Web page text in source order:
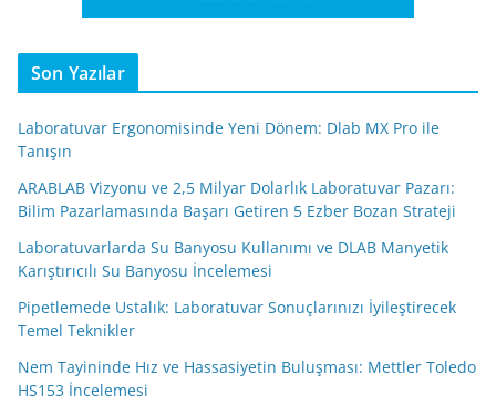
Son Yazılar
Laboratuvar Ergonomisinde Yeni Dönem: Dlab MX Pro ile
Tanışın
ARABLAB Vizyonu ve 2,5 Milyar Dolarlık Laboratuvar Pazarı:
Bilim Pazarlamasında Başarı Getiren 5 Ezber Bozan Strateji
Laboratuvarlarda Su Banyosu Kullanımı ve DLAB Manyetik
Karıştırıcılı Su Banyosu İncelemesi
Pipetlemede Ustalık: Laboratuvar Sonuçlarınızı İyileştirecek
Temel Teknikler
Nem Tayininde Hız ve Hassasiyetin Buluşması: Mettler Toledo
HS153 İncelemesi